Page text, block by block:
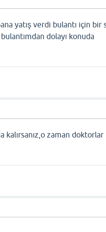
yatış verdi bulantı için bir
dolayı konuda
zaman doktorlar